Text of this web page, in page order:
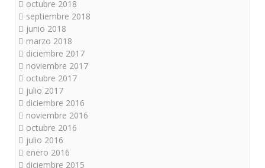
octubre 2018
septiembre 2018
junio 2018
marzo 2018
diciembre 2017
noviembre 2017
octubre 2017
julio 2017
diciembre 2016
noviembre 2016
octubre 2016
julio 2016
enero 2016
diciembre 2015